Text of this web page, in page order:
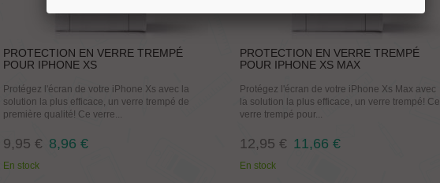
PROTECTION EN VERRE TREMPÉ
POUR IPHONE XS
Protégez l'écran de votre iPhone Xs avec la
solution la plus efficace, un verre trempé de
première qualité! Ce verre...
9,95 € 8,96 €
En stock
PROTECTION EN VERRE TREMPÉ
POUR IPHONE XS MAX
Protégez l'écran de votre iPhone Xs Max avec
la solution la plus efficace, un verre trempé! Ce
verre trempé pour...
12,95 € 11,66 €
En stock